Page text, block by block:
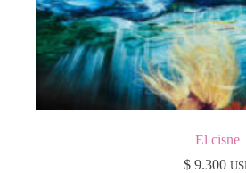
El cisne
$9.300